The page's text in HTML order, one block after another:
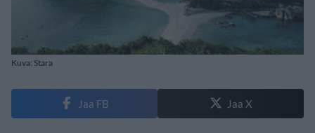
Kuva: Stara
Jaa FB Jaa X